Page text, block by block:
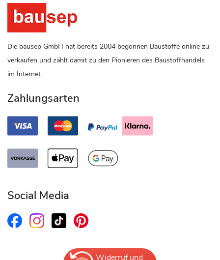
Die bausep GmbH hat bereits 2004 begonnen Baustoffe online zu
verkaufen und zählt damit zu den Pionieren des Baustoffhandels
im Internet.
Zahlungsarten
Social Media
Widerruf und